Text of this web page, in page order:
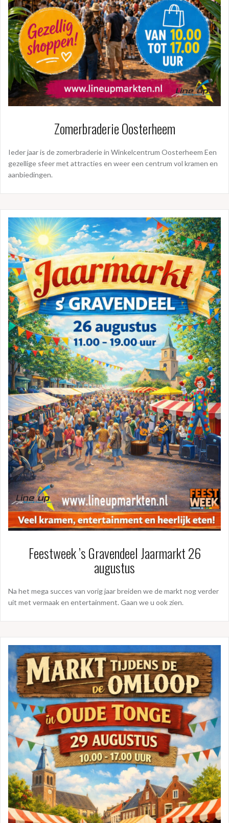
Zomerbraderie Oosterheem
Ieder jaar is de zomerbraderie in Winkelcentrum Oosterheem Een
gezellige sfeer met attracties en weer een centrum vol kramen en
aanbiedingen.
Feestweek ’s Gravendeel Jaarmarkt 26
augustus
Na het mega succes van vorig jaar breiden we de markt nog verder
uit met vermaak en entertainment. Gaan we u ook zien.